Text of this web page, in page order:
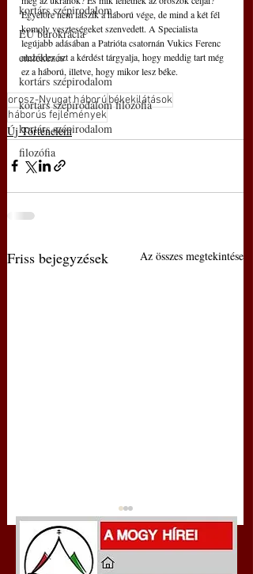
kortárs szépirodalom
EU bürokrácia
emlékezés
kortárs szépirodalom
kortárs szépirodalom filozófia
kortárs szépirodalom
filozófia
Egyelőre nem látszik a háború vége, de mind a két fél
komoly veszteségeket szenvedett. A Specialista
legújabb adásában a Patrióta csatornán Vukics Ferenc
alezredes azt a kérdést tárgyalja, hogy meddig tart még
ez a háború, illetve, hogy mikor lesz béke.
orosz-Nyugat háborúbékekilátások
háborús fejlemények
Új Történelem
Friss bejegyzések Az összes megtekintése